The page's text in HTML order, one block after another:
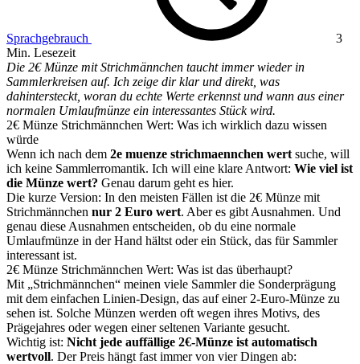
Sprachgebrauch
3
Min. Lesezeit
Die 2€ Münze mit Strichmännchen taucht immer wieder in
Sammlerkreisen auf. Ich zeige dir klar und direkt, was
dahintersteckt, woran du echte Werte erkennst und wann aus einer
normalen Umlaufmünze ein interessantes Stück wird.
2€ Münze Strichmännchen Wert: Was ich wirklich dazu wissen
würde
Wenn ich nach dem 2e muenze strichmaennchen wert suche, will
ich keine Sammlerromantik. Ich will eine klare Antwort: Wie viel ist
die Münze wert? Genau darum geht es hier.
Die kurze Version: In den meisten Fällen ist die 2€ Münze mit
Strichmännchen nur 2 Euro wert. Aber es gibt Ausnahmen. Und
genau diese Ausnahmen entscheiden, ob du eine normale
Umlaufmünze in der Hand hältst oder ein Stück, das für Sammler
interessant ist.
2€ Münze Strichmännchen Wert: Was ist das überhaupt?
Mit „Strichmännchen“ meinen viele Sammler die Sonderprägung
mit dem einfachen Linien-Design, das auf einer 2-Euro-Münze zu
sehen ist. Solche Münzen werden oft wegen ihres Motivs, des
Prägejahres oder wegen einer seltenen Variante gesucht.
Wichtig ist: Nicht jede auffällige 2€-Münze ist automatisch
wertvoll. Der Preis hängt fast immer von vier Dingen ab: